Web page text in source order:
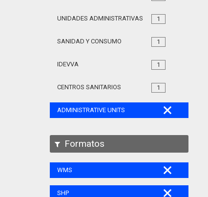
1
UNIDADES ADMINISTRATIVAS
1
SANIDAD Y CONSUMO
1
IDEVVA
1
CENTROS SANITARIOS
ADMINISTRATIVE UNITS
Formatos
WMS
SHP